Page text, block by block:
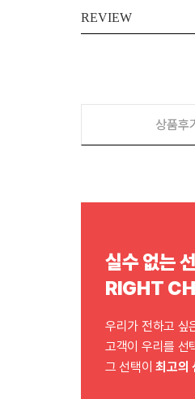
REVIEW
상품후기
실수 없는
RIGHT
우리가 전하고 싶
고객이 우리를 선
그 선택이최고의